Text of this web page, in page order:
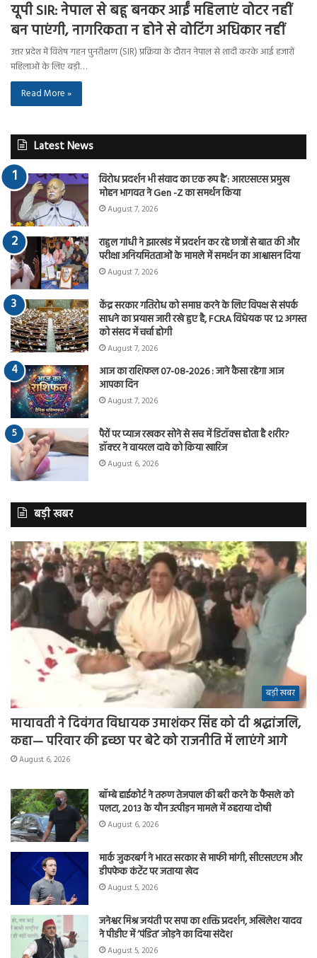
यूपी SIR: नेपाल से बहू बनकर आईं महिलाएं वोटर नहीं
बन पाएंगी, नागरिकता न होने से वोटिंग अधिकार नहीं
उत्तर प्रदेश में विशेष गहन पुनरीक्षण (SIR) प्रक्रिया के दौरान नेपाल से शादी करके आईं हजारों
महिलाओं के लिए बड़ी…
Read More »
Latest News
विरोध प्रदर्शन भी संवाद का एक रूप है’: आरएसएस प्रमुख
मोहन भागवत ने Gen -Z का समर्थन किया
August 7, 2026
राहुल गांधी ने झारखंड में प्रदर्शन कर रहे छात्रों से बात की और
परीक्षा अनियमितताओं के मामले में समर्थन का आश्वासन दिया
August 7, 2026
केंद्र सरकार गतिरोध को समाप्त करने के लिए विपक्ष से संपर्क
साधने का प्रयास जारी रखे हुए है, FCRA विधेयक पर 12 अगस्त
को संसद में चर्चा होगी
August 7, 2026
आज का राशिफल 07-08-2026 : जाने कैसा रहेगा आज
आपका दिन
August 7, 2026
पैरों पर प्याज रखकर सोने से सच में डिटॉक्स होता है शरीर?
डॉक्टर ने वायरल दावे को किया खारिज
August 6, 2026
बड़ी खबर
बड़ी खबर
मायावती ने दिवंगत विधायक उमाशंकर सिंह को दी श्रद्धांजलि,
कहा— परिवार की इच्छा पर बेटे को राजनीति में लाएंगे आगे
August 6, 2026
बॉम्बे हाईकोर्ट ने तरुण तेजपाल की बरी करने के फैसले को
पलटा, 2013 के यौन उत्पीड़न मामले में ठहराया दोषी
August 6, 2026
मार्क जुकरबर्ग ने भारत सरकार से माफी मांगी, सीएसएएम और
डीपफेक कंटेंट पर जताया खेद
August 5, 2026
जनेश्वर मिश्र जयंती पर सपा का शक्ति प्रदर्शन, अखिलेश यादव
ने पीडीए में ‘पंडित’ जोड़ने का दिया संदेश
August 5, 2026